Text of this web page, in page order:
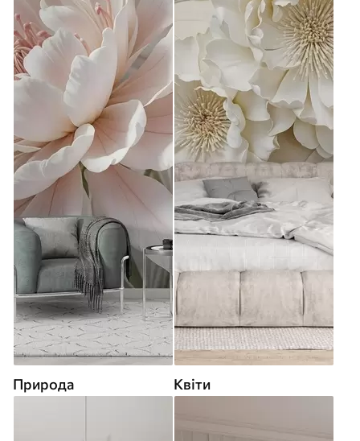
Природа Квіти